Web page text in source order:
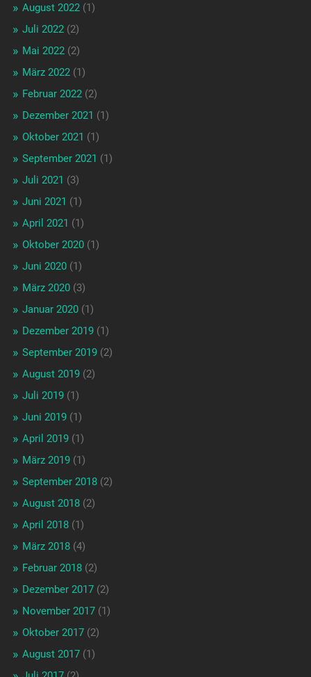
August 2022(1)
Juli 2022(2)
Mai 2022(2)
März 2022(1)
Februar 2022(2)
Dezember 2021 (1)
Oktober 2021 (1)
September 2021 (1)
Juli 2021 (3)
Juni 2021 (1)
April 2021 (1)
Oktober 2020(1)
Juni 2020(1)
März 2020(3)
Januar 2020(1)
Dezember 2019(1)
September 2019(2)
August 2019(2)
Juli 2019(1)
Juni 2019(1)
April 2019(1)
März 2019(1)
September 2018(2)
August 2018(2)
April 2018(1)
März 2018(4)
Februar 2018(2)
Dezember 2017(2)
November 2017(1)
Oktober 2017(2)
August 2017(1)